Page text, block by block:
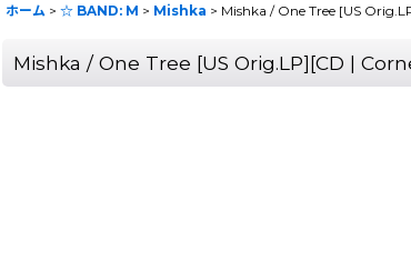
ホーム > ☆ BAND: M > Mishka > Mishka / One Tree [US
Mishka / One Tree [US Orig.LP][CD |